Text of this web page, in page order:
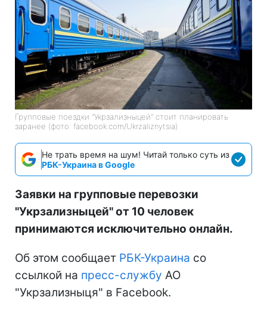
Групповые поездки "Укрзализныцей" стоит планировать
заранее (фото: facebook.com/Ukrzaliznytsia)
Не трать время на шум! Читай только суть из
РБК-Украина в Google
Заявки на групповые перевозки
"Укрзализныцей" от 10 человек
принимаются исключительно онлайн.
Об этом сообщает РБК-Украина со
ссылкой на пресс-службу АО
"Укрзализныця" в Facebook.